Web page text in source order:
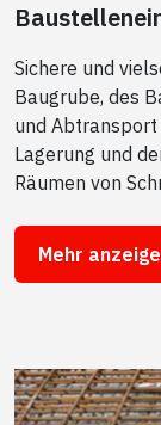
Sichere und
Baugrube, des
und
Lagerung und
Räumen von
Mehr